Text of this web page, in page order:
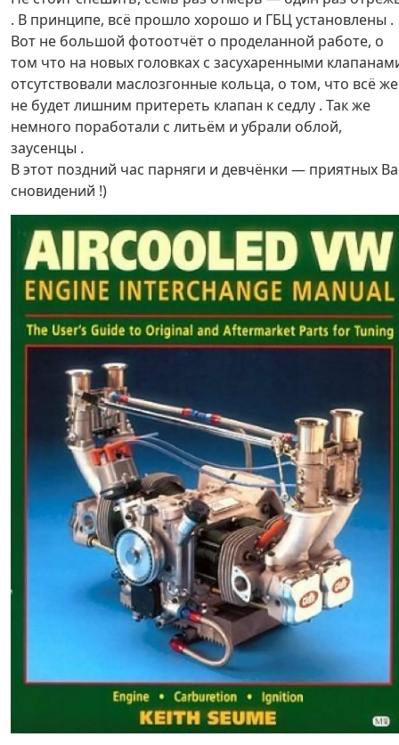
. В принципе, всё прошло хорошо и ГБЦ установлены .
Вот не большой фотоотчёт о проделанной работе, о
том что на новых головках с засухаренными
отсутствовали маслозгонные кольца, о том, что всё же
не будет лишним притереть клапан к седлу . Так же
немного поработали с литьём и убрали облой,
заусенцы .
В этот поздний час парняги и девчёнки — приятных
сновидений !)